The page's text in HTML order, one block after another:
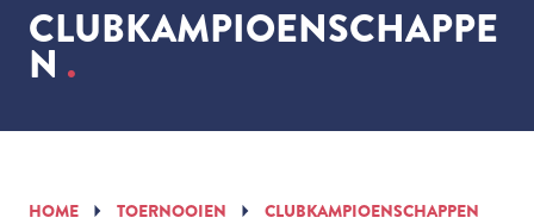
CLUBKAMPIOENSCHAPPE
N
HOME TOERNOOIEN
CLUBKAMPIOENSCHAPPEN